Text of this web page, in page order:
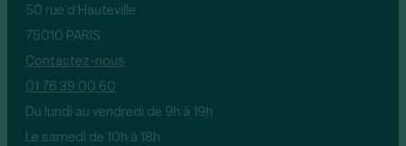
50 rue d’Hauteville
75010 PARIS
Contactez-nous
01 76 39 00 60
Du lundi au vendredi de 9h à 19h
Le samedi de 10h à 18h